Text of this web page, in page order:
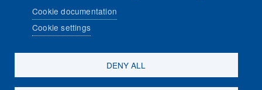
Sosiaalinen media
Cookie documentation
Cookie settings
DENY ALL